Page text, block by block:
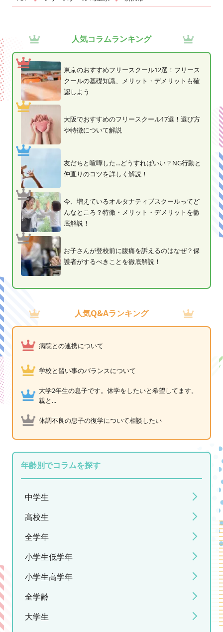
人気コラムランキング
東京のおすすめフリースクール12選！フリース
クールの基礎知識、メリット・デメリットも確
認しよう
大阪でおすすめのフリースクール17選！選び方
や特徴について解説
友だちと喧嘩した…どうすればいい？NG行動と
仲直りのコツを詳しく解説！
今、増えているオルタナティブスクールってど
んなところ？特徴・メリット・デメリットを徹
底解説！
お子さんが登校前に腹痛を訴えるのはなぜ？保
護者がするべきことを徹底解説！
人気Q&Aランキング
病院との連携について
学校と習い事のバランスについて
大学2年生の息子です。休学をしたいと希望してます。
親と...
体調不良の息子の復学について相談したい
年齢別でコラムを探す
中学生
高校生
全学年
小学生低学年
小学生高学年
全学齢
大学生